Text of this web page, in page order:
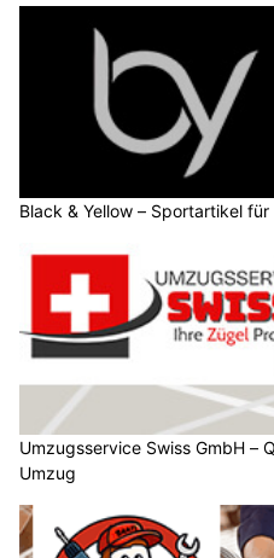
Black & Yellow – Sportartikel
Umzugsservice Swiss GmbH –
Umzug